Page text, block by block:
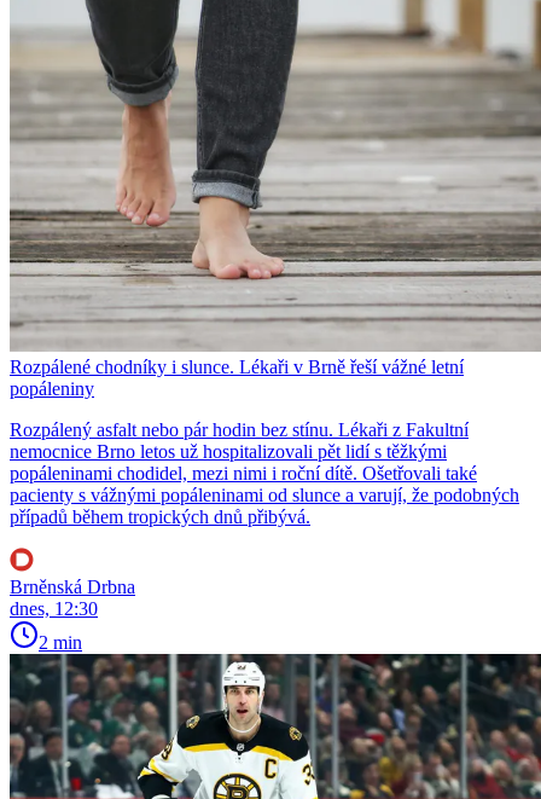
Rozpálené chodníky i slunce. Lékaři v Brně řeší vážné letní
popáleniny
Rozpálený asfalt nebo pár hodin bez stínu. Lékaři z Fakultní
nemocnice Brno letos už hospitalizovali pět lidí s těžkými
popáleninami chodidel, mezi nimi i roční dítě. Ošetřovali také
pacienty s vážnými popáleninami od slunce a varují, že podobných
případů během tropických dnů přibývá.
Brněnská Drbna
dnes, 12:30
2 min